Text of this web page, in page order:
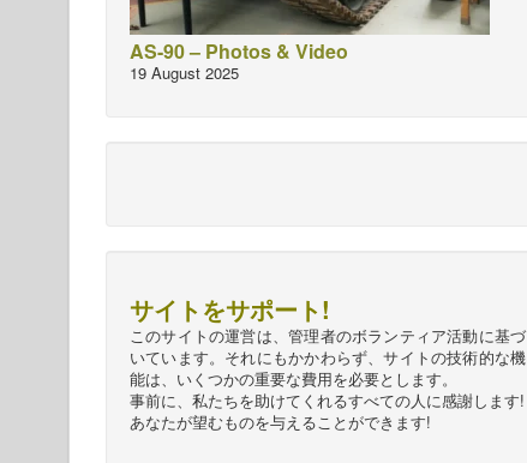
AS-90 – Photos & Video
19 August 2025
サイトをサポート!
このサイトの運営は、管理者のボランティア活動に基づ
いています。それにもかかわらず、サイトの技術的な機
能は、いくつかの重要な費用を必要とします。
事前に、私たちを助けてくれるすべての人に感謝します!
あなたが望むものを与えることができます!